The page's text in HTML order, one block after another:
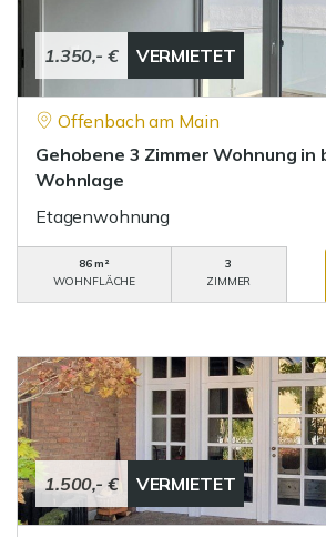
1.350,- € VERMIETET
Offenbach am Main
Gehobene 3 Zimmer Wohnung
Wohnlage
Etagenwohnung
86 m²
WOHNFLÄCHE
3
ZIMMER
1.500,- € VERMIETET